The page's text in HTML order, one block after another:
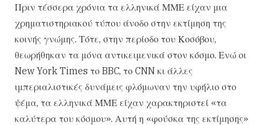
Πριν τέσσερα χρόνια τα ελληνικά ΜΜΕ είχαν μια
χρηματιστηριακού τύπου άνοδο στην εκτίμηση της
κοινής γνώμης. Τότε, στην περίοδο του Κοσόβου,
θεωρήθηκαν τα μόνα αντικειμενικά στον κόσμο. Ενώ οι
New York Times το BBC, το CNN κι άλλες
ιμπεριαλιστικές δυνάμεις φλόμωναν την υφήλιο στο
ψέμα, τα ελληνικά ΜΜΕ είχαν χαρακτηριστεί «τα
καλύτερα του κόσμου». Αυτή η «φούσκα της εκτίμησης»